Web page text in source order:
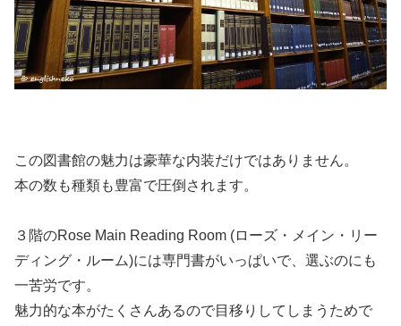
この図書館の魅力は豪華な内装だけではありません。
本の数も種類も豊富で圧倒されます。
３階のRose Main Reading Room (ローズ・メイン・リー
ディング・ルーム)には専門書がいっぱいで、選ぶのにも
一苦労です。
魅力的な本がたくさんあるので目移りしてしまうためで